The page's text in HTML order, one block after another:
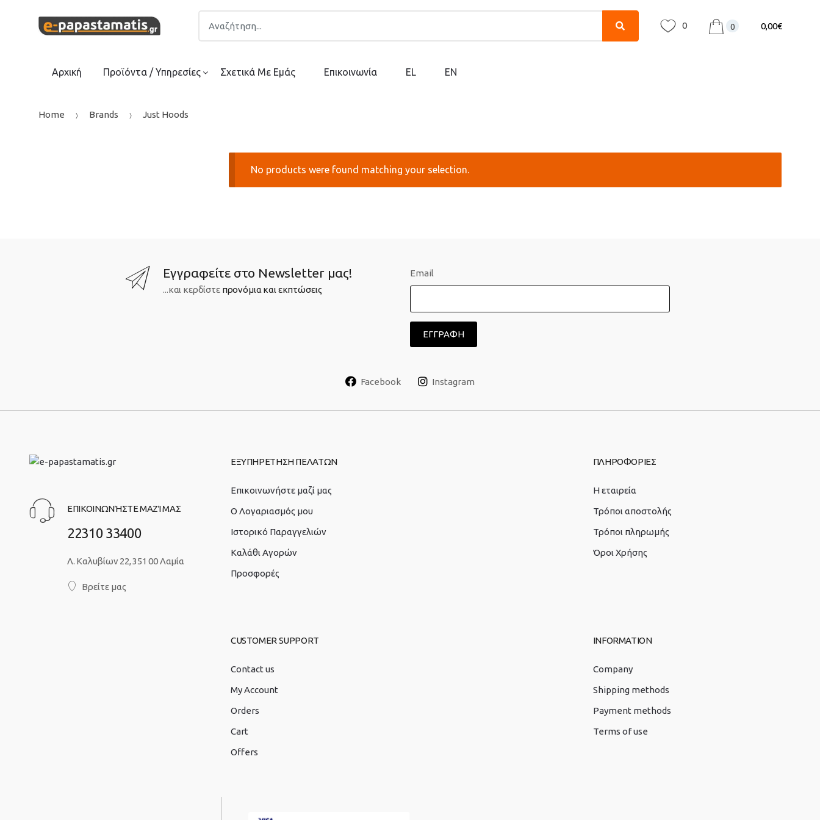
navigation
for:
0 0 0,00€
Αρχική Προϊόντα / Υπηρεσίες Σχετικά Με Εμάς Επικοινωνία EL EN
Home Brands Just Hoods
No products were found matching your selection.
Εγγραφείτε στο Newsletter μας!
...και κερδίστε προνόμια και εκπτώσεις
Email
Facebook Instagram
ΕΠΙΚΟΙΝΩΝΉΣΤΕ ΜΑΖΊ ΜΑΣ
22310 33400
Λ. Καλυβίων 22, 351 00 Λαμία
Βρείτε μας
ΕΞΥΠΗΡΕΤΗΣΗ ΠΕΛΑΤΩΝ
Επικοινωνήστε μαζί μας
O Λογαριασμός μου
Ιστορικό Παραγγελιών
Καλάθι Αγορών
Προσφορές
ΠΛΗΡΟΦΟΡΙΕΣ
Η εταιρεία
Τρόποι αποστολής
Τρόποι πληρωμής
Όροι Χρήσης
CUSTOMER SUPPORT
Contact us
My Account
Orders
Cart
Offers
INFORMATION
Company
Shipping methods
Payment methods
Terms of use